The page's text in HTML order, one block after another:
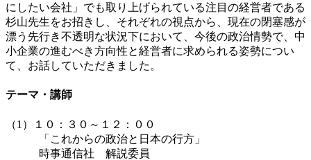
にしたい会社」でも取り上げられている注目の経営者である
杉山先生をお招きし、それぞれの視点から、現在の閉塞感が
漂う先行き不透明な状況下において、今後の政治情勢で、中
小企業の進むべき方向性と経営者に求められる姿勢につい
て、お話していただきました。
テーマ・講師
（1）１０：３０～１２：００
「これからの政治と日本の行方」
時事通信社 解説委員